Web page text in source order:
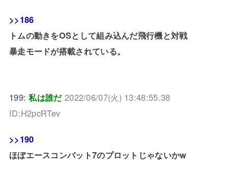
>>186
トムの動きをOSとして組み込んだ飛行機と対戦
暴走モードが搭載されている。
199:私は誰だ 2022/06/07(火) 13:48:55.38
ID:H2pcRTev
>>190
ほぼエースコンバット7のプロットじゃないかw